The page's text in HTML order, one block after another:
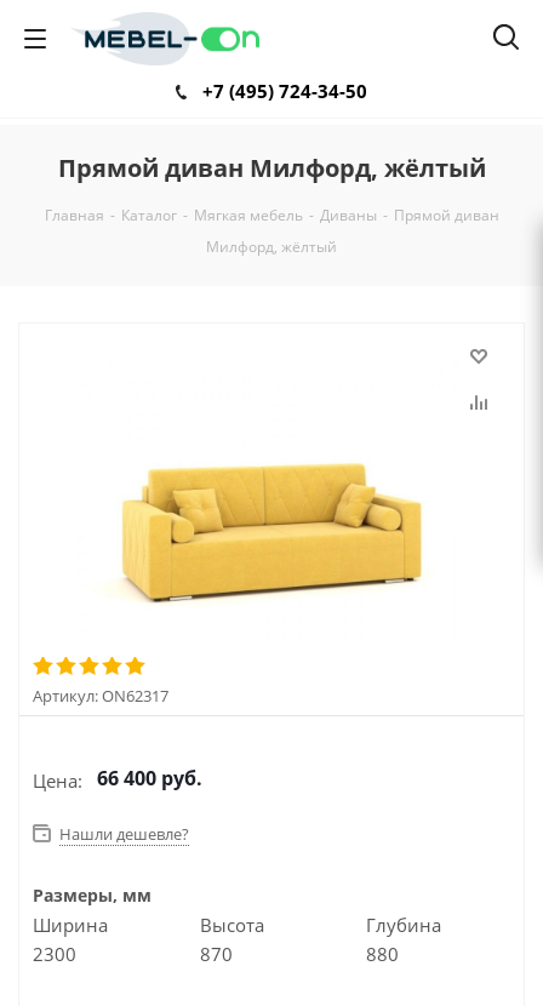
+7 (495) 724-34-50
Прямой диван Милфорд, жёлтый
Главная - Каталог - Мягкая мебель - Диваны - Прямой диван
Милфорд, жёлтый
Артикул:ON62317
Цена: 66 400 руб.
Нашли дешевле?
Размеры, мм
Ширина
2300
Высота
870
Глубина
880